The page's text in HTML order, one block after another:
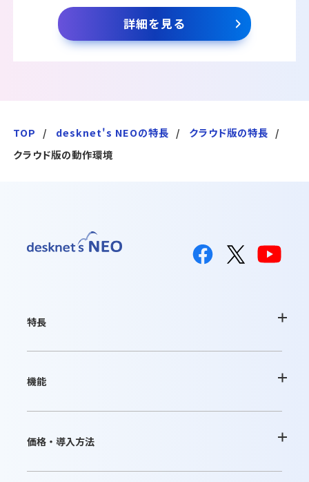
詳細を見る
TOP desknet's NEOの特長
クラウド版の特長
クラウド版の動作環境
特長
desknetʼs NEOの特長
クラウド版の特長
機能
基本機能一覧
価格・導入方法